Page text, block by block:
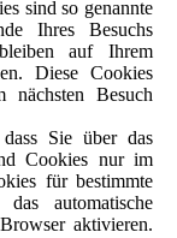
sind so genannte
Ihres Besuchs
auf Ihrem
Diese Cookies
Besuch
Sie über das
Cookies nur im
für bestimmte
automatische
aktivieren.